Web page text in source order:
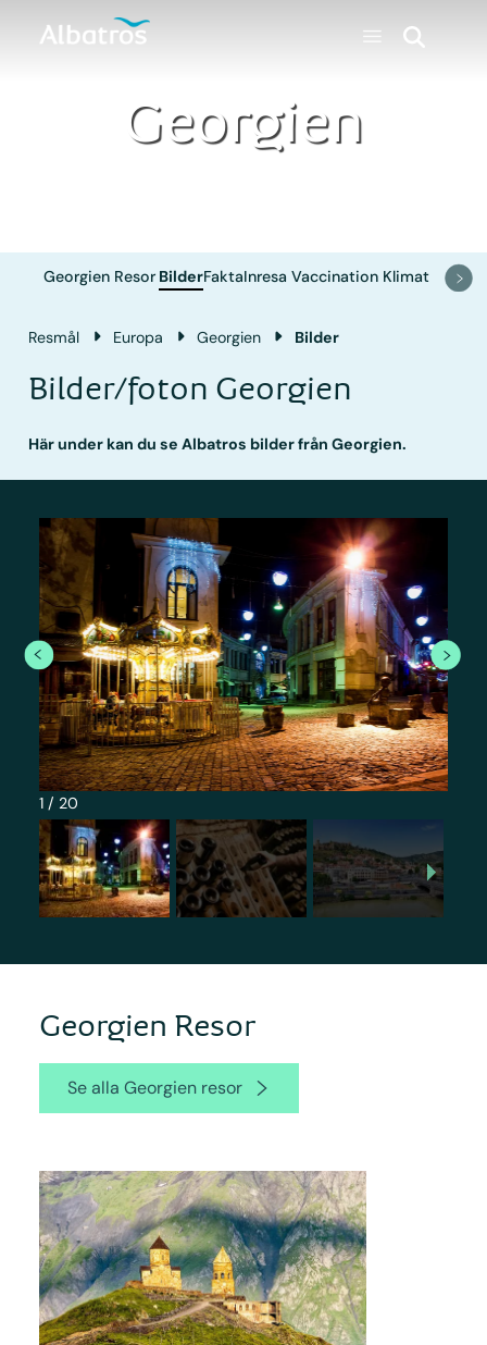
Georgien
Georgien Resor BilderFaktaInresa Vaccination Klimat
Resmål Europa Georgien Bilder
Bilder/foton Georgien
Här under kan du se Albatros bilder från Georgien.
1/ 20
Georgien Resor
Se alla Georgien resor